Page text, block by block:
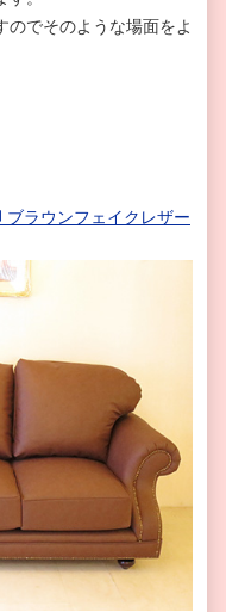
のでそのような場面をよ
ラウンフェイクレザー